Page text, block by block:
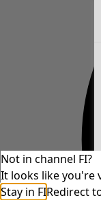
Not in channel FI?
It looks like you're
Stay in FIRedirect